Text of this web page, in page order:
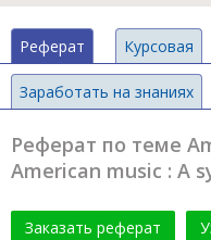
Реферат Курсовая
Заработать на знаниях
Реферат по теме
American music : A
Заказать реферат